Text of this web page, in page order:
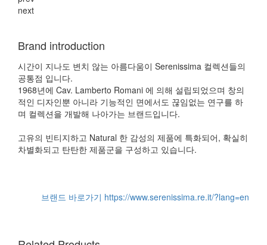
next
Brand introduction
시간이 지나도 변치 않는 아름다움이 Serenissima 컬렉션들의
공통점 입니다.
1968년에 Cav. Lamberto Romani 에 의해 설립되었으며 창의
적인 디자인뿐 아니라 기능적인 면에서도 끊임없는 연구를 하
며 컬렉션을 개발해 나아가는 브랜드입니다.
고유의 빈티지하고 Natural 한 감성의 제품에 특화되어, 확실히
차별화되고 탄탄한 제품군을 구성하고 있습니다.
브랜드 바로가기 https://www.serenissima.re.it/?lang=en